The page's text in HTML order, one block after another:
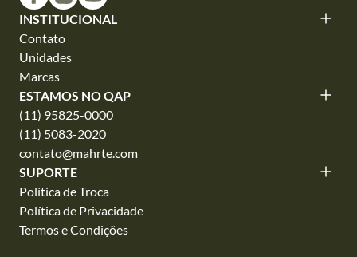
INSTITUCIONAL
Contato
Unidades
Marcas
ESTAMOS NO QAP
(11) 95825-0000
(11) 5083-2020
contato@mahrte.com
SUPORTE
Política de Troca
Política de Privacidade
Termos e Condições